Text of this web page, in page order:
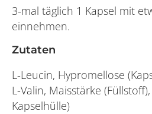
3-mal täglich 1 Kapsel mit
einnehmen.
Zutaten
L-Leucin, Hypromellose
L-Valin, Maisstärke
Kapselhülle)